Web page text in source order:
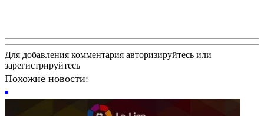
Для добавления комментария авторизируйтесь или
зарегистрируйтесь
Похожие новости: